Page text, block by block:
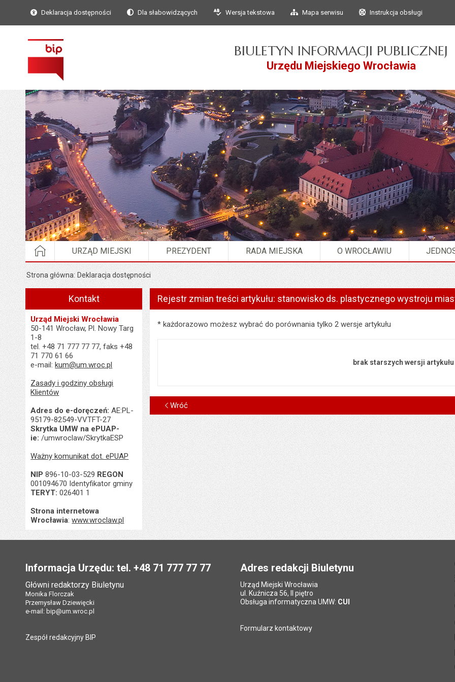
Przejdź do głównego
Przejdź do treści
Deklaracja dostępności Dla słabowidzących Wersja tekstowa Mapa serwisu Instrukcja obsługi
BIULETYN INFORMACJI PUBLICZNEJ
Urzędu Miejskiego Wrocławia
STRONA GŁÓWNA
URZĄD MIEJSKI PREZYDENT RADA MIEJSKA O WROCŁAWIU
Strona główna Deklaracja dostępności
Kontakt
Urząd Miejski Wrocławia
50-141 Wrocław, Pl. Nowy Targ
1-8
tel. +48 71 777 77 77, faks +48
71 770 61 66
e-mail:kum@um.wroc.pl
Zasady i godziny obsługi
Klientów
Adres do e-doręczeń: AE:PL-
95179-82549-VVTFT-27
Skrytka UMW na ePUAP-
ie: /umwroclaw/SkrytkaESP
Ważny komunikat dot. ePUAP
NIP 896-10-03-529 REGON
001094670 Identyfikator gminy
TERYT: 026401 1
Strona internetowa
Wrocławia:www.wroclaw.pl
Rejestr zmian treści artykułu: stanowisko ds. plastycznego wystroju
Rejestr zmian treści artykułu: stanowisko ds. plastycznego wystroju miasta
* każdorazowo możesz wybrać do porównania tylko 2 wersje artykułu
brak starszych wersji artykułu
Wróć
Informacja Urzędu: tel. +48 71 777 77 77
Główni redaktorzy Biuletynu
Monika Florczak
Przemysław Dziewięcki
e-mail: bip@um.wroc.pl
Zespół redakcyjny BIP
Adres redakcji Biuletynu
Urząd Miejski Wrocławia
ul. Kuźnicza 56, II piętro
Obsługa informatyczna UMW: CUI
Formularz kontaktowy